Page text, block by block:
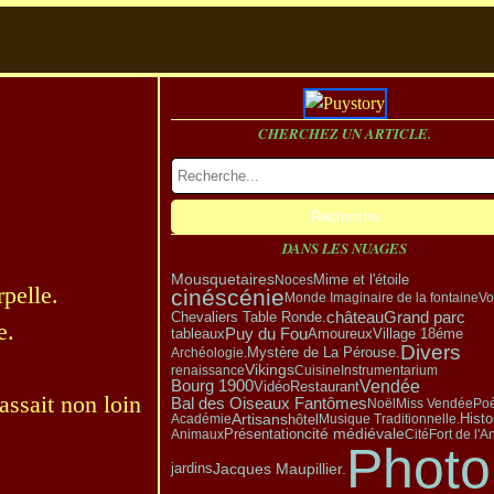
non loin
CHERCHEZ UN ARTICLE.
DANS LES NUAGES
MousquetairesNocesMime et l'étoile
cinéscénie Monde Imaginaire de la fontaine
Chevaliers Table Ronde. châteauGrand parc
tableauxPuy du FouAmoureuxVillage 18éme
Archéologie. Mystère de La Pérouse.Divers
renaissanceVikingsCuisineInstrumentarium
Bourg 1900VidéoRestaurantVendée
Bal des Oiseaux FantômesNoëlMiss Vendée
AcadémieArtisanshôtel Musique Traditionnelle.
AnimauxPrésentationcité médiévaleCitéFort de
jardinsJacques Maupillier. Photo